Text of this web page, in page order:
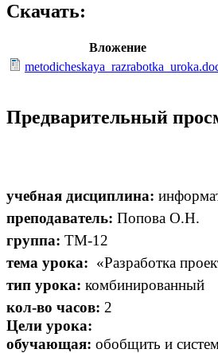
Скачать:
Вложение
Предварительный
учебная дисциплина:
преподаватель: Попова О.Н.
группа: ТМ-12
тема урока: «Разработка
тип урока: комбинированный
кол-во часов: 2
Цели урока:
обучающая: обобщить и